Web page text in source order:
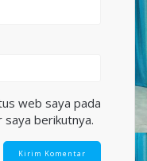
web saya pada
saya berikutnya.